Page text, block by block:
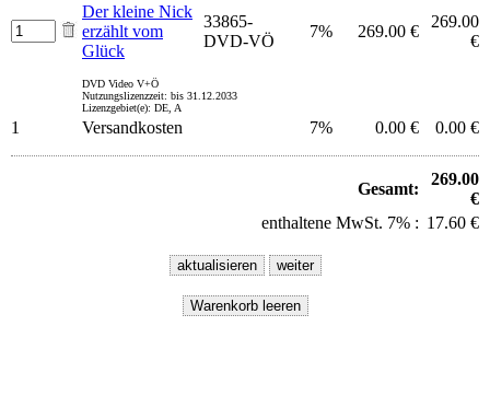
Der kleine Nick
erzählt vom
Glück
33865-
DVD-VÖ
7% 269.00 €
269.00
€
DVD Video V+Ö
Nutzungslizenzzeit: bis 31.12.2033
Lizenzgebiet(e): DE, A
1 Versandkosten 7% 0.00 € 0.00 €
Gesamt:
269.00
€
enthaltene MwSt. 7% : 17.60 €